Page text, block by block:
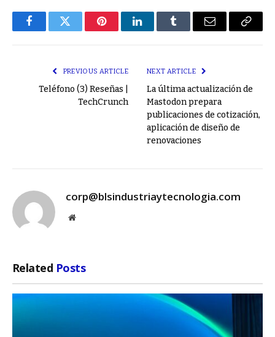
FacebookTwitter PinterestLinkedInTumblr Email
Copy
PREVIOUS ARTICLE
Teléfono (3) Reseñas |
TechCrunch
NEXT ARTICLE
La última actualización de
Mastodon prepara
publicaciones de cotización,
aplicación de diseño de
renovaciones
corp@blsindustriaytecnologia.com
Website
Related Posts